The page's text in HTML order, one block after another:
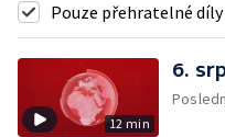
Pouze přehratelné díly
12 min
6.